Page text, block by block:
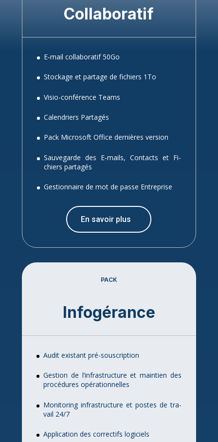
Col­la­bo­ra­tif
E‑mail col­la­bo­ra­tif 50Go
Sto­ckage et par­tage de fi­chiers 1To
Vi­sio-confé­rence Teams
Ca­len­driers Par­ta­gés
Pack Mi­cro­softOf­fice der­nières ver­sion
Sau­ve­garde des E‑mails, Contacts et Fi­
chiers par­ta­gés
Ges­tion­naire de mot de passe En­tre­prise
En sa­voir plus
PACK
In­fo­gé­rance
Au­dit exis­tant pré-sous­crip­tion
Ges­tion de l’in­fra­struc­ture et main­tien des
pro­cé­dures opé­ra­tion­nelles
Mo­ni­to­ring in­fra­struc­ture et postes de tra­
vail 24/7
Ap­pli­ca­tion des cor­rec­tifs lo­gi­ciels